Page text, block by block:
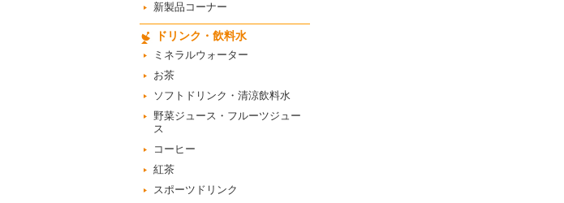
新製品コーナー
ドリンク・飲料水
ミネラルウォーター
お茶
ソフトドリンク・清涼飲料水
野菜ジュース・フルーツジュー
ス
コーヒー
紅茶
スポーツドリンク